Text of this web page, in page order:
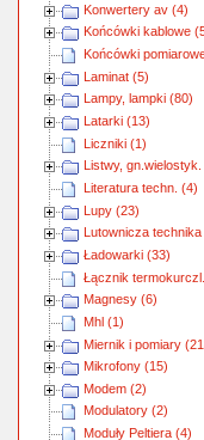
Konwertery av (4)
Końcówki kablowe
Końcówki
Laminat (5)
Lampy, lampki (80)
Latarki (13)
Liczniki (1)
Listwy, gn.wielostyk.
Literatura techn. (4)
Lupy (23)
Lutownicza
Ładowarki (33)
Łącznik
Magnesy (6)
Mhl (1)
Miernik i pomiary
Mikrofony (15)
Modem (2)
Modulatory (2)
Moduły Peltiera (4)